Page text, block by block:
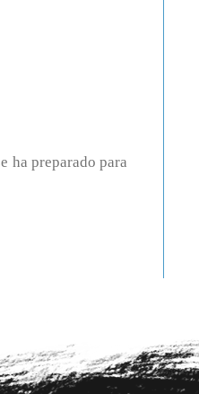
ha preparado para